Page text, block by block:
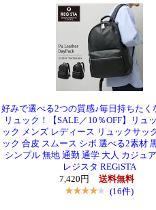
好みで選べる2つの質感♪毎日持ちたく
リュック！【SALE／10％OFF】リュ
ック メンズ レディース リュックサッ
ック 合皮 スムース シボ 選べる2素材
シンプル 無地 通勤 通学 大人 カジュ
レジスタ REGiSTA
7,420円
送料無料
(16件)